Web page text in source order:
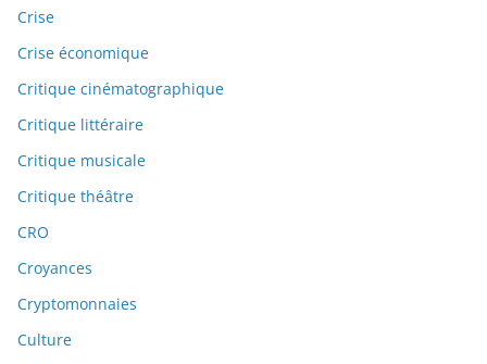
Crise
Crise économique
Critique cinématographique
Critique littéraire
Critique musicale
Critique théâtre
CRO
Croyances
Cryptomonnaies
Culture